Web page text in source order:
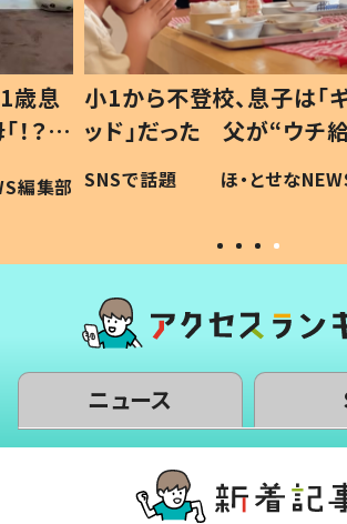
歳息
？」
編集部
小1から不登校、息子は「
ッド」だった 父が“ウチ
作り続ける理由とは #令
#令和の子
SNSで話題 ほ・とせな
ニュース